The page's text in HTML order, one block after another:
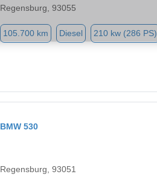
Regensburg, 93055
105.700 km Diesel 210 kw (286 PS)
BMW 530
Regensburg, 93051